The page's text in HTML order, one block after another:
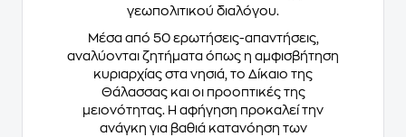
γεωπολιτικού διαλόγου.
Μέσα από 50 ερωτήσεις-απαντήσεις,
αναλύονται ζητήματα όπως η αμφισβήτηση
κυριαρχίας στα νησιά, το Δίκαιο της
Θάλασσας και οι προοπτικές της
μειονότητας. Η αφήγηση προκαλεί την
ανάγκη για βαθιά κατανόηση των